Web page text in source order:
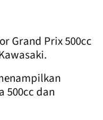
Grand Prix 500cc
500cc dan